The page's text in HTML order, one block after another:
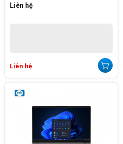
Liên hệ
Liên hệ